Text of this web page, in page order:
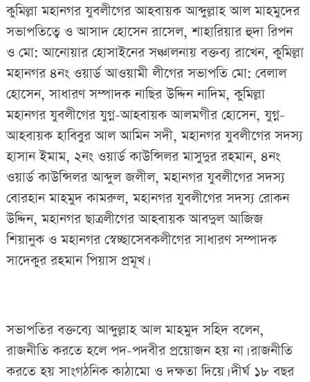
কুমিল্লা মহানগর যুবলীগের আহবায়ক আব্দুল্লাহ আল মাহমুদের
সভাপতিত্বে ও আসাদ হোসেন রাসেল, শাহারিয়ার হুদা রিপন
ও মো: আনোয়ার হোসাইনের সঞ্চালনায় বক্তব্য রাখেন, কুমিল্লা
মহানগর ৪নং ওয়ার্ড আওয়ামী লীগের সভাপতি মো: বেলাল
হোসেন, সাধারণ সম্পাদক নাছির উদ্দিন নাদিম, কুমিল্লা
মহানগর যুবলীগের যুগ্ন-আহবায়ক আলমগীর হোসেন, যুগ্ন-
আহবায়ক হাবিবুর আল আমিন সদী, মহানগর যুবলীগের সদস্য
হাসান ইমাম, ২নং ওয়ার্ড কাউন্সিলর মাসুদুর রহমান, ৪নং
ওয়ার্ড কাউন্সিলর আব্দুল জলীল, মহানগর যুবলীগের সদস্য
বোরহান মাহমুদ কামরুল, মহানগর যুবলীগের সদস্য রোকন
উদ্দিন, মহানগর ছাত্রলীগের আহবায়ক আবদুল আজিজ
শিয়ানুক ও মহানগর স্বেচ্ছাসেবকলীগের সাধারণ সম্পাদক
সাদেকুর রহমান পিয়াস প্রমূখ।
সভাপতির বক্তব্যে আব্দুল্লাহ আল মাহমুদ সহিদ বলেন,
রাজনীতি করতে হলে পদ-পদবীর প্রয়োজন হয় না। রাজনীতি
করতে হয় সাংগঠনিক কাঠামো ও দক্ষতা দিয়ে। দীর্ঘ ১৮ বছর